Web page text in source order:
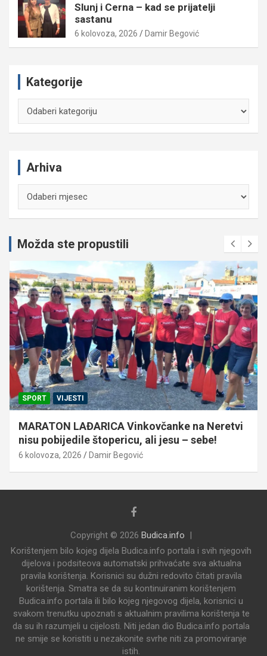
Slunj i Cerna – kad se prijatelji
sastanu
6 kolovoza, 2026 Damir Begović
Kategorije
Arhiva
Možda ste propustili
SPORT VIJESTI
MARATON LAĐARICA Vinkovčanke na Neretvi
nisu pobijedile štopericu, ali jesu – sebe!
6 kolovoza, 2026 Damir Begović
Copyright © 2026 Budica.info
Korištenjem bilo kojeg dijela Budica.info portala i svih njegovih
dijelova i podsiteova automatski prihvaćate sva aktualna
pravila korištenja. Korisnici su dužni redovito čitati pravila
korištenja. Smatra se da su kontinuiranim korištenjem
Budica.info portala ili bilo kojeg njegovog dijela, korisnici u
svakom trenutku upoznati s aktualnim pravilima korištenja te
da su ih razumjeli u cijelosti. Niti jedan dio Budica.info portala
ne smije se koristiti u nezakonite svrhe niti za promoviranje
istih.